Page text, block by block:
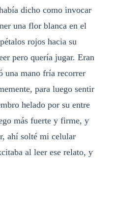
dicho como invocar
una flor blanca en el
rojos hacia su
pero quería jugar. Eran
una mano fría recorrer
para luego sentir
helado por su entre
más fuerte y firme, y
ahí solté mi celular
al leer ese relato, y